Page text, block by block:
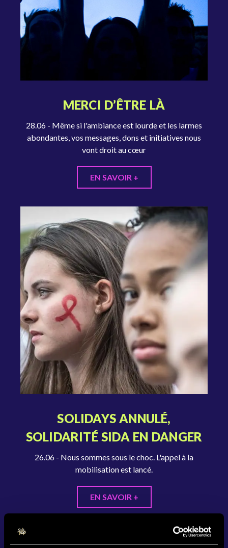
MERCI D’ÊTRE LÀ
28.06 - Même si l'ambiance est lourde et les larmes
abondantes, vos messages, dons et initiatives nous
vont droit au cœur
EN SAVOIR +
SOLIDAYS ANNULÉ,
SOLIDARITÉ SIDA EN DANGER
26.06 - Nous sommes sous le choc. L'appel à la
mobilisation est lancé.
EN SAVOIR +